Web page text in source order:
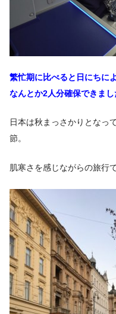
繁忙期に比べると日にちに
なんとか2人分確保できまし
日本は秋まっさかりとなっ
節。
肌寒さを感じながらの旅行